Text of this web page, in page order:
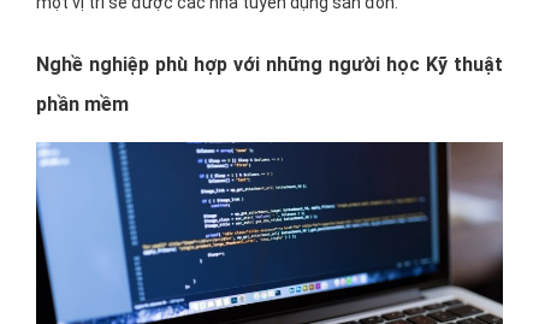
Nghề nghiệp phù hợp với những người học Kỹ thuật
phần mềm